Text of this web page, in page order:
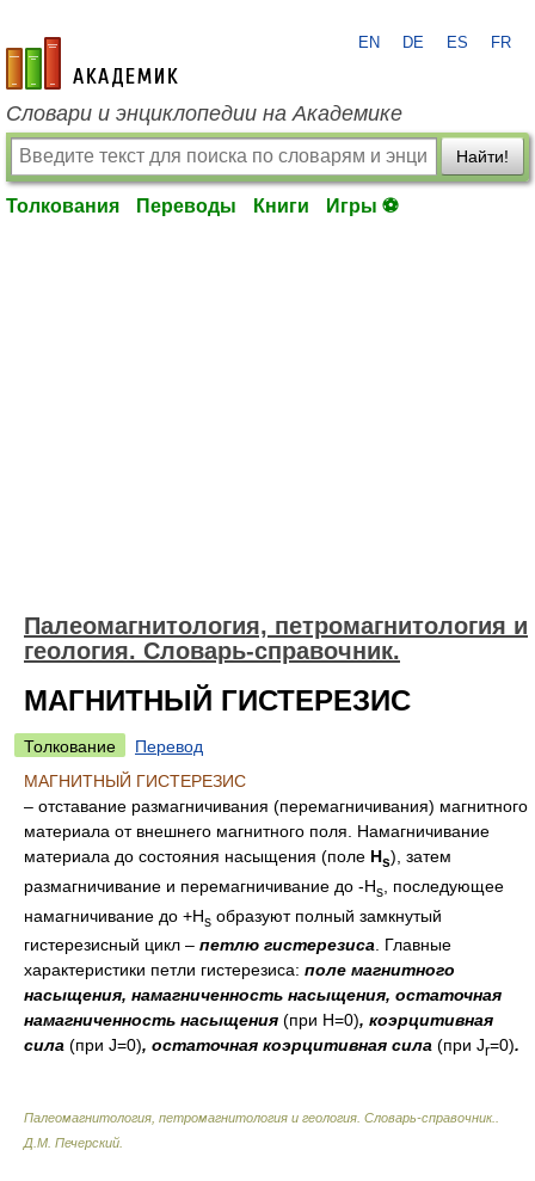
academic.ru
EN DE ES FR
Словари и энциклопедии на Академике
Найти!
Толкования Переводы Книги Игры ⚽
Палеомагнитология, петромагнитология и
геология. Словарь-справочник.
МАГНИТНЫЙ ГИСТЕРЕЗИС
Толкование
Перевод
МАГНИТНЫЙ ГИСТЕРЕЗИС
– отставание размагничивания (перемагничивания) магнитного
материала от внешнего магнитного поля. Намагничивание
материала до состояния насыщения (поле Hs), затем
размагничивание и перемагничивание до -Hs
, последующее
намагничивание до +Hs образуют полный замкнутый
гистерезисный цикл – петлю гистерезиса. Главные
характеристики петли гистерезиса: поле магнитного
насыщения, намагниченность насыщения, остаточная
намагниченность насыщения (при Н=0), коэрцитивная
сила (при J=0), остаточная коэрцитивная сила (при Jr=0).
Палеомагнитология, петромагнитология и геология. Словарь-справочник.
Д.М. Печерский